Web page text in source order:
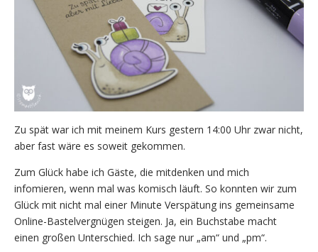
Zu spät war ich mit meinem Kurs gestern 14:00 Uhr zwar nicht,
aber fast wäre es soweit gekommen.
Zum Glück habe ich Gäste, die mitdenken und mich
infomieren, wenn mal was komisch läuft. So konnten wir zum
Glück mit nicht mal einer Minute Verspätung ins gemeinsame
Online-Bastelvergnügen steigen. Ja, ein Buchstabe macht
einen großen Unterschied. Ich sage nur „am“ und „pm“.